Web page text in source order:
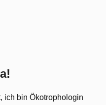
ich bin Ökotrophologin